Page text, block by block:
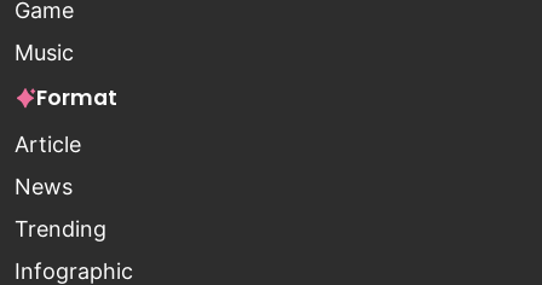
Game
Music
Format
Article
News
Trending
Infographic